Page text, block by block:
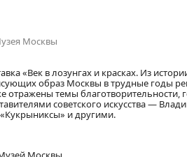
Москвы
«Век в лозунгах и красках. Из
образ Москвы в трудные годы
отражены темы благотворительности,
советского искусства —
и другими.